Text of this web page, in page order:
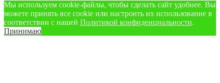
Мы используем cookie‑файлы, чтобы сделать сайт удобнее. Вы
можете принять все cookie или настроить их использование в
соответствии с нашей Политикой конфиденциальности.
Принимаю